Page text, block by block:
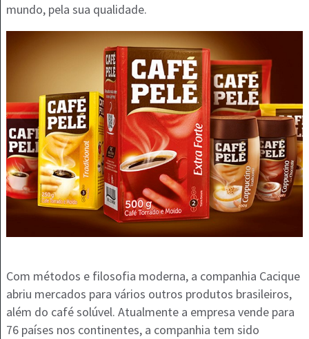
mundo, pela sua qualidade.
Com métodos e filosofia moderna, a companhia Cacique
abriu mercados para vários outros produtos brasileiros,
além do café solúvel. Atualmente a empresa vende para
76 países nos continentes, a companhia tem sido